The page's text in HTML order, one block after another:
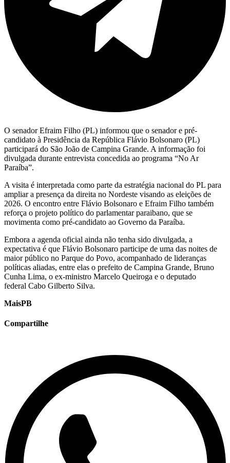
O senadorEfraim Filho (PL) informou que o senador e pré-
candidato à Presidência da República Flávio Bolsonaro (PL)
participará do São João de Campina Grande. A informação foi
divulgada durante entrevista concedida ao programa “No Ar
Paraíba”.
A visita é interpretada como parte da estratégia nacional do PL para
ampliar a presença da direita no Nordeste visando as eleições de
2026. O encontro entre Flávio Bolsonaro e Efraim Filho também
reforça o projeto político do parlamentar paraibano, que se
movimenta como pré-candidato ao Governo da Paraíba.
Embora a agenda oficial ainda não tenha sido divulgada, a
expectativa é que Flávio Bolsonaro participe de uma das noites de
maior público no Parque do Povo, acompanhado de lideranças
políticas aliadas, entre elas o prefeito de Campina Grande, Bruno
Cunha Lima, o ex-ministro Marcelo Queiroga e o deputado
federal Cabo Gilberto Silva.
MaisPB
Compartilhe